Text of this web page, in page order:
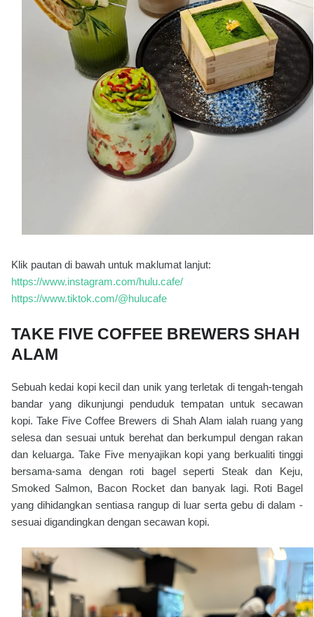
Klik pautan di bawah untuk maklumat lanjut:
https://www.instagram.com/hulu.cafe/
https://www.tiktok.com/@hulucafe
TAKE FIVE COFFEE BREWERS SHAH
ALAM
Sebuah kedai kopi kecil dan unik yang terletak di tengah-tengah
bandar yang dikunjungi penduduk tempatan untuk secawan
kopi. Take Five Coffee Brewers di Shah Alam ialah ruang yang
selesa dan sesuai untuk berehat dan berkumpul dengan rakan
dan keluarga. Take Five menyajikan kopi yang berkualiti tinggi
bersama-sama dengan roti bagel seperti Steak dan Keju,
Smoked Salmon, Bacon Rocket dan banyak lagi. Roti Bagel
yang dihidangkan sentiasa rangup di luar serta gebu di dalam -
sesuai digandingkan dengan secawan kopi.